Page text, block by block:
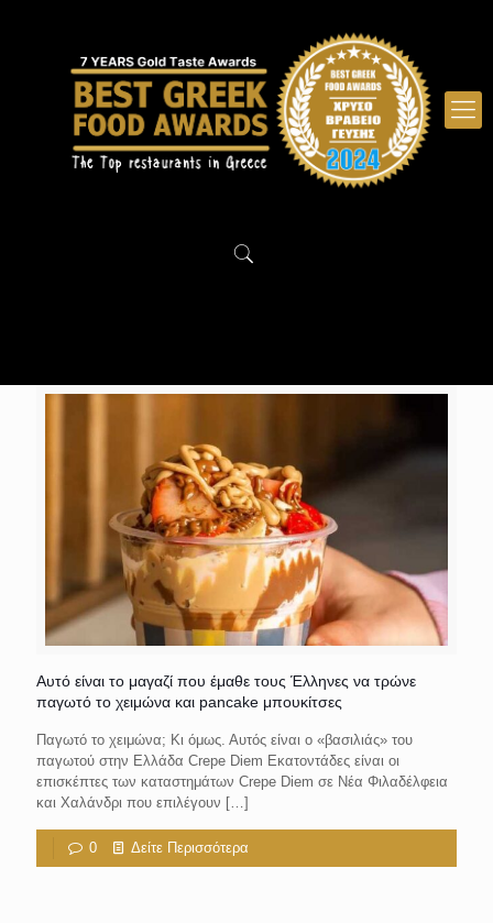
Αυτό είναι το μαγαζί που έμαθε τους Έλληνες να τρώνε
παγωτό το χειμώνα και pancake μπουκίτσες
Παγωτό το χειμώνα; Κι όμως. Αυτός είναι ο «βασιλιάς» του
παγωτού στην Ελλάδα Crepe Diem Εκατοντάδες είναι οι
επισκέπτες των καταστημάτων Crepe Diem σε Νέα Φιλαδέλφεια
και Χαλάνδρι που επιλέγουν […]
0 Δείτε Περισσότερα